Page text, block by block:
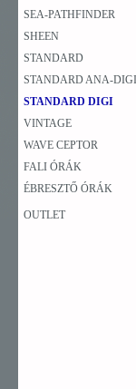
SEA-PATHFINDER
SHEEN
STANDARD
STANDARD ANA-DIGI
STANDARD DIGI
VINTAGE
WAVE CEPTOR
FALI ÓRÁK
ÉBRESZTŐ ÓRÁK
OUTLET